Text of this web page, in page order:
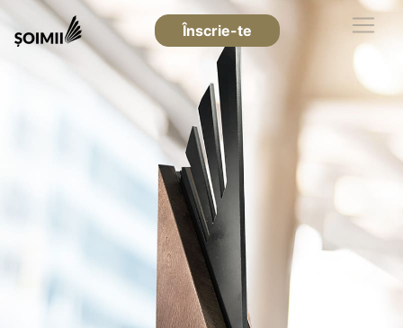
Înscrie-te